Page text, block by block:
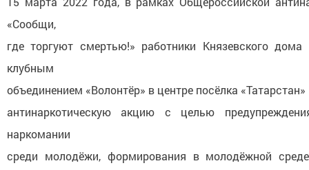
«Сообщи,
где торгуют смертью!» работники Князевского
клубным
объединением «Волонтёр» в центре посёлка
антинаркотическую акцию с целью
наркомании
среди молодёжи, формирования в молодёжной